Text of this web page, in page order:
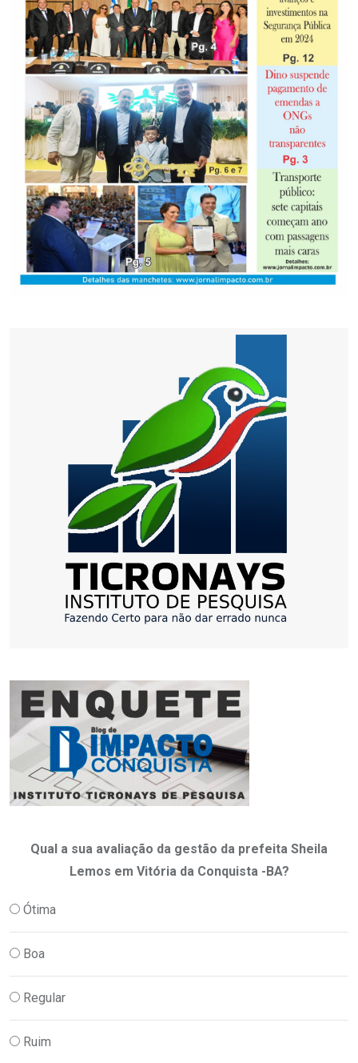
Qual a sua avaliação da gestão da prefeita Sheila
Lemos em Vitória da Conquista -BA?
Ótima
Boa
Regular
Ruim